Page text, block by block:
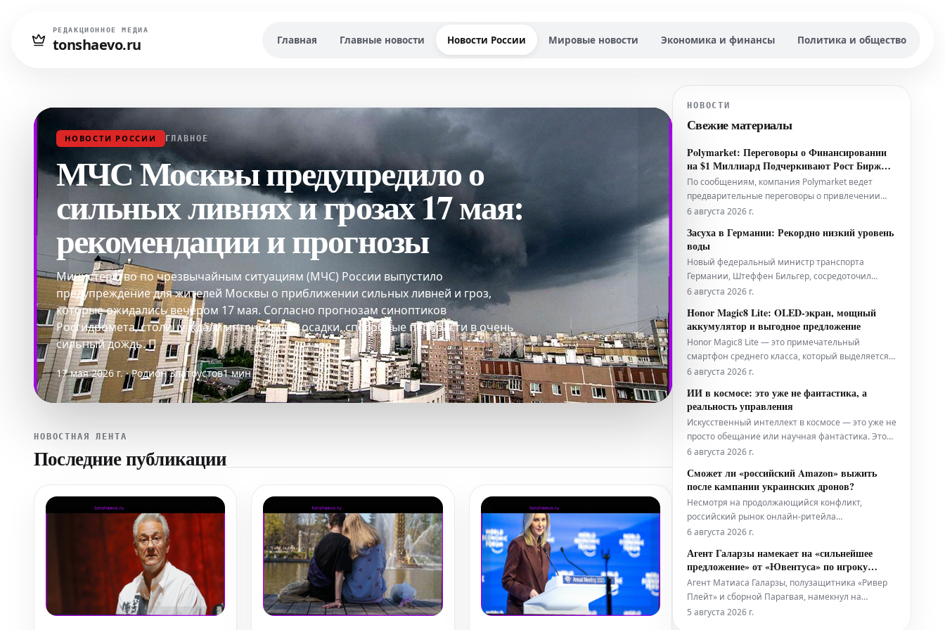
РЕДАКЦИОННОЕ МЕДИА
tonshaevo.ru Главная Главные новости Новости России Мировые новости Экономика и финансы Политика и общество
НОВОСТИ РОССИИ ГЛАВНОЕ
МЧС Москвы предупредило о
сильных ливнях и грозах 17 мая:
рекомендации и прогнозы
Министерство по чрезвычайным ситуациям (МЧС) России выпустило
предупреждение для жителей Москвы о приближении сильных ливней и гроз,
которые ожидались вечером 17 мая. Согласно прогнозам синоптиков
Росгидромета, столицу ждали интенсивные осадки, способные перерасти в очень
сильный дождь. П
17 мая 2026 г. · Родион Златоустов1 мин
НОВОСТНАЯ ЛЕНТА
Последние публикации
НОВОСТИ
Свежие материалы
Polymarket: Переговоры о Финансировании
на $1 Миллиард Подчеркивают Рост Бирж
США при Оценке в $20 Миллиардов
По сообщениям, компания Polymarket ведет
предварительные переговоры о привлечении
около 1 миллиарда долларов инвестиций, при
долларов. Этот потенциальный раунд
финансирования рассматривается как важный
показатель быстрого роста и возрастающей
значимо
6 августа 2026 г.
Засуха в Германии: Рекордно низкий уровень
воды
Новый федеральный министр транспорта
Германии, Штеффен Бильгер, сосредоточил
внимание на критически низком уровне воды в
единственная сложная задача, стоящая перед
ведомством.
6 августа 2026 г.
Honor Magic8 Lite: OLED-экран, мощный
аккумулятор и выгодное предложение
Honor Magic8 Lite — это примечательный
смартфон среднего класса, который выделяется
своими удивительно продвинутыми
устройство в настоящее время предлагается в
рамках специальной акции, что делает его еще
более привлекательным приобретением.
6 августа 2026 г.
ИИ в космосе: это уже не фантастика, а
реальность управления
Искусственный интеллект в космосе — это уже не
просто обещание или научная фантастика. Это
действующая, решающая операционная
повсеместно. Он активно используется: от
телескопов, ежедневно генерирующих
петабайты данных, до марсоходов, которые
самостоятельно о
6 августа 2026 г.
Сможет ли «российский Amazon» выжить
после кампании украинских дронов?
Несмотря на продолжающийся конфликт,
российский рынок онлайн-ритейла
продемонстрировал заметную устойчивость и
беспилотников, направленные на Wildberries,
одного из крупнейших игроков электронной
коммерции в России, теперь угрожают нарушить
эту поло
6 августа 2026 г.
Агент Галарзы намекает на «сильнейшее
предложение» от «Ювентуса» по игроку
сборной Парагвая
Агент Матиаса Галарзы, полузащитника «Ривер
Плейт» и сборной Парагвая, намекнул на
предмет интереса со стороны туринского
5 августа 2026 г.